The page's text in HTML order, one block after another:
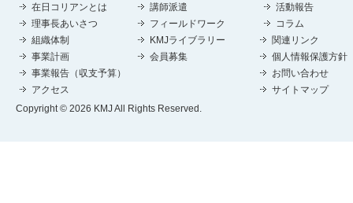
在日コリアンとは
理事長あいさつ
組織体制
事業計画
事業報告（収支予算）
アクセス
講師派遣
フィールドワーク
KMJライブラリー
会員募集
活動報告
コラム
関連リンク
個人情報保護方針
お問い合わせ
サイトマップ
Copyright © 2026 KMJ All Rights Reserved.